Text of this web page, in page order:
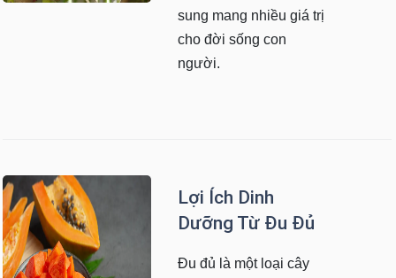
sung mang nhiều giá trị
cho đời sống con
người.
Lợi Ích Dinh
Dưỡng Từ Đu Đủ
Đu đủ là một loại cây